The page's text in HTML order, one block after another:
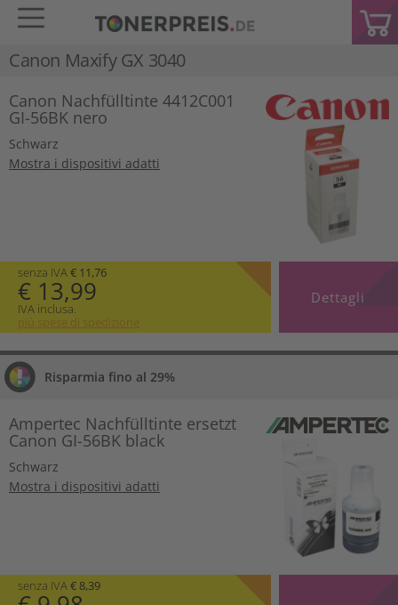
Canon Maxify GX 3040
Canon Nachfülltinte 4412C001
GI-56BK nero
Schwarz
Mostra i dispositivi adatti
senza IVA€ 11,76
€ 13,99
IVA inclusa.
più spese di spedizione
Dettagli
Risparmia fino al 29%
Ampertec Nachfülltinte ersetzt
Canon GI-56BK black
Schwarz
Mostra i dispositivi adatti
senza IVA€ 8,39